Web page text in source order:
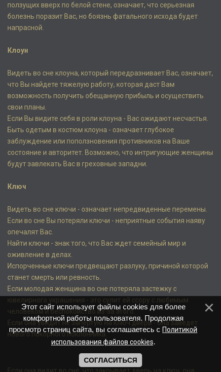
ползущих вверх по белой стене, означает, что серьезная
болезнь поразит Вас, но боязнь фатального исхода будет
напрасной.
Клоун
Видеть во сне клоуна, который передразнивает Вас, означает,
что Вы найдете тяжелую работу, которая даст Вам
возможность получить обещанную прибыль и осуществить
свои планы.
Если Вы видите себя в роли клоуна - Вас ожидают несчастья.
Быть одетым в костюм клоуна - означает глубокое
заблуждение или поползновения противников на Ваше
состояние и авторитет. Возможно, что интригующие женщины
будут завлекать Вас в греховные западни.
Ключ
Видеть во сне ключи - означает непредвиденные перемены.
Если во сне Вы потеряли ключи - неприятные события наяву
опечалят Вас.
Найти ключи - знак того, что Вас ждет семейный мир и
оживление в делах.
Испорченные ключи предвещают разлуку, причиной которой
станет смерть или ревность.
Если молодая женщина во сне потеряла застежку с
ювелирного украшения - это сулит ей ссору с любимым
человеком и беспокойство из-за этого.
Если она увидит не запертую на ключ дверь - она заведет
нового покорного поклонника.
Этот сайт использует файлы cookies для более
комфортной работы пользователя. Продолжая
просмотр страниц сайта, вы соглашаетесь с Политикой
использования файлов cookies.
СОГЛАСИТЬСЯ